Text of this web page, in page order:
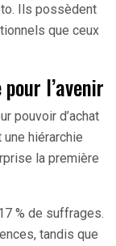
Ils possèdent
que ceux
l’avenir
pouvoir d’achat
hiérarchie
la première
% de suffrages.
tandis que